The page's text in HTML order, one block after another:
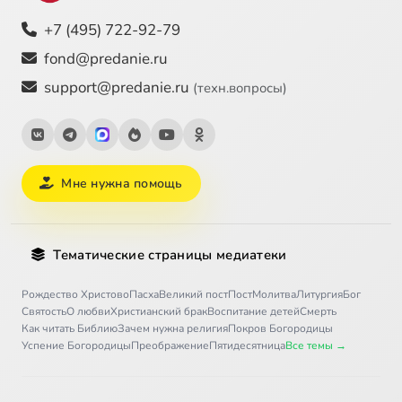
30 Beatus vir, RV597 -14. Gloria Patri, et Filio
+7 (495) 722-92-79
fond@predanie.ru
support@predanie.ru (техн.вопросы)
Мне нужна помощь
Тематические страницы медиатеки
Рождество ХристовоПасхаВеликий постПостМолитваЛитургияБог
СвятостьО любвиХристианский бракВоспитание детейСмерть
Как читать БиблиюЗачем нужна религияПокров Богородицы
Успение БогородицыПреображениеПятидесятницаВсе темы →